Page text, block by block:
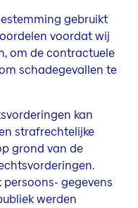
gebruikt
voordat wij
om de contractuele
schadegevallen te
kan
strafrechtelijke
grond van de
gegevens
werden